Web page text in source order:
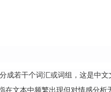
成若干个词汇或词组，这是中
在文本中频繁出现但对情感分